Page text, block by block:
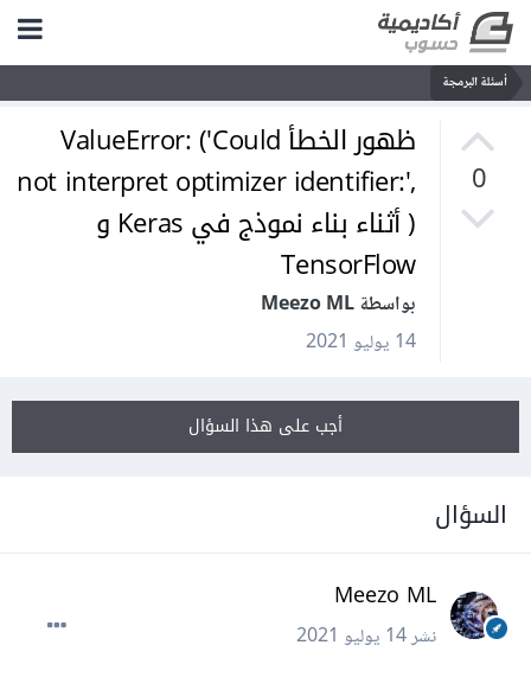
أسئلة البرمجة
0
ظهور الخطأ ValueError: ('Could
not interpret optimizer identifier:',
) أثناء بناء نموذج في Keras و
TensorFlow
بواسطة Meezo ML
14 يوليو 2021
أجب على هذا السؤال
السؤال
Meezo ML
نشر14 يوليو 2021